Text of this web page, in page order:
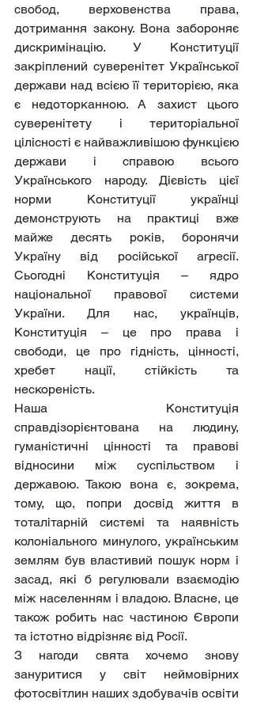
свобод, верховенства права,
дотримання закону. Вона забороняє
дискримінацію. У Конституції
закріплений суверенітет Української
держави над всією її територією, яка
є недоторканною. А захист цього
суверенітету і територіальної
цілісності є найважливішою функцією
держави і справою всього
Українського народу. Дієвість цієї
норми Конституції українці
демонструють на практиці вже
майже десять років, боронячи
Україну від російської агресії.
Сьогодні Конституція – ядро
нацiональної правової системи
України. Для нас, українців,
Конституція – це про права і
свободи, це про гідність, цінності,
хребет нації, стійкість та
нескореність.
Наша Конституція
справдізорієнтована на людину,
гуманістичні цінності та правові
відносини між суспільством і
державою. Такою вона є, зокрема,
тому, що, попри досвід життя в
тоталітарній системі та наявність
колоніального минулого, українським
землям був властивий пошук норм і
засад, які б регулювали взаємодію
між населенням і владою. Власне, це
також робить нас частиною Європи
та істотно відрізняє від Росії.
З нагоди свята хочемо знову
зануритися у світ неймовірних
фотосвітлин наших здобувачів освіти